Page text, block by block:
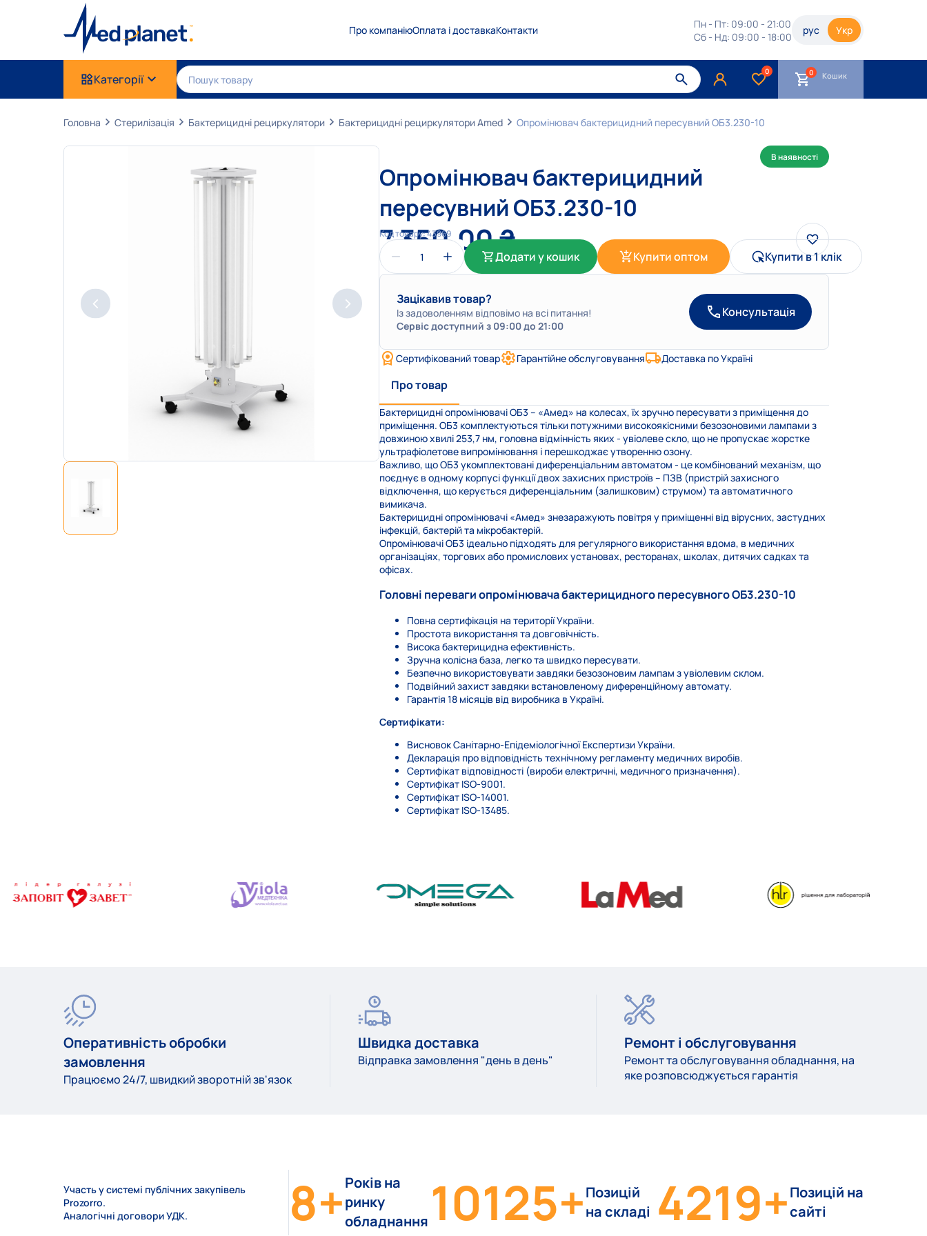
Про компаніюОплата і доставкаКонтакти
067 Показати номер
info@medplanet.com.ua
Пн - Пт: 09:00 - 21:00
Сб - Нд: 09:00 - 18:00
рус Укр
Категорії
0 Кошик
Головна Стерилізація Бактерицидні рециркулятори Бактерицидні рециркулятори Amed Опромінювач бактерицидний пересувний ОБ3.230-10
В наявності
Опромінювач бактерицидний
пересувний ОБ3.230-10
7 350,00₴
Код товару:43969
Додати у кошик Купити оптом Купити в 1 клік
Зацікавив товар?
Із задоволенням відповімо на всі питання!
Сервіс доступний з 09:00 до 21:00
Консультація
Сертифікований товар Гарантійне обслуговування Доставка по Україні
Про товар
Бактерицидні опромінювачі ОБ3 – «Амед» на колесах, їх зручно пересувати з приміщення до
приміщення. ОБ3 комплектуються тільки потужними високоякісними безозоновими лампами з
довжиною хвилі 253,7 нм, головна відмінність яких - увіолеве скло, що не пропускає жорстке
ультрафіолетове випромінювання і перешкоджає утворенню озону.
Важливо, що ОБ3 укомплектовані диференціальним автоматом - це комбінований механізм, що
поєднує в одному корпусі функції двох захисних пристроїв – ПЗВ (пристрій захисного
відключення, що керується диференціальним (залишковим) струмом) та автоматичного
вимикача.
Бактерицидні опромінювачі «Амед» знезаражують повітря у приміщенні від вірусних, застудних
інфекцій, бактерій та мікробактерій.
Опромінювачі ОБ3 ідеально підходять для регулярного використання вдома, в медичних
організаціях, торгових або промислових установах, ресторанах, школах, дитячих садках та
офісах.
Головні переваги опромінювача бактерицидного пересувного ОБ3.230-10
Повна сертифікація на території України.
Простота використання та довговічність.
Висока бактерицидна ефективність.
Зручна колісна база, легко та швидко пересувати.
Безпечно використовувати завдяки безозоновим лампам з увіолевим склом.
Подвійний захист завдяки встановленому диференційному автомату.
Гарантія 18 місяців від виробника в Україні.
Сертифікати:
Висновок Санітарно-Епідеміологічної Експертизи України.
Декларація про відповідність технічному регламенту медичних виробів.
Сертифікат відповідності (вироби електричні, медичного призначення).
Сертифікат ISO-9001.
Сертифікат ISO-14001.
Сертифікат ISO-13485.
Оперативність обробки
замовлення
Працюємо 24/7, швидкий зворотній зв'язок
Швидка доставка
Відправка замовлення "день в день"
Ремонт і обслуговування
Ремонт та обслуговування обладнання, на
яке розповсюджується гарантія
Участь у системі публічних закупівель
Prozorro.
Аналогічні договори УДК.
8+Років на
ринку
обладнання 10125+Позицій
на складі 4219+Позицій на
сайті